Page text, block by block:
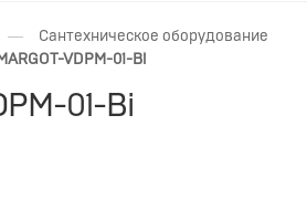
— Сантехническое оборудование
MARGOT-VDPM-01-Bi
01-Bi